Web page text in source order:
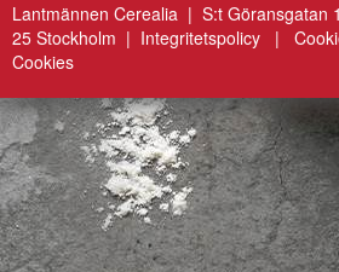
Lantmännen Cerealia | S:t Göransgatan
25 Stockholm | Integritetspolicy |
Cookies